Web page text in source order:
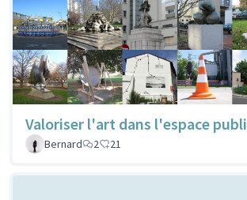
Valoriser l'art dans l'espace
Bernard
2 21